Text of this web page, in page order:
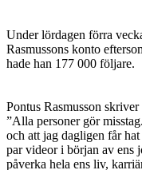
Under lördagen förra
Rasmussons konto
hade han 177 000 följare.
Pontus Rasmusson
”Alla personer gör
och att jag dagligen får
par videor i början av ens
påverka hela ens liv,